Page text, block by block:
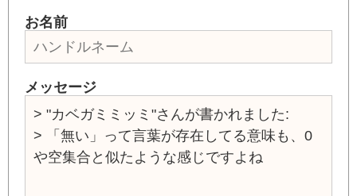
お名前
メッセージ